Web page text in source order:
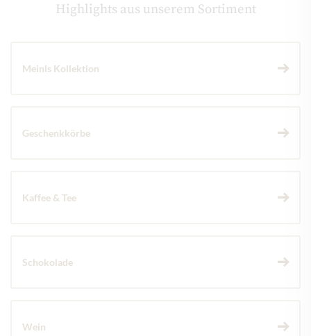
Highlights aus unserem Sortiment
Meinls Kollektion
Geschenkkörbe
Kaffee & Tee
Schokolade
Wein